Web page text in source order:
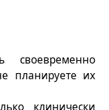
планируете их